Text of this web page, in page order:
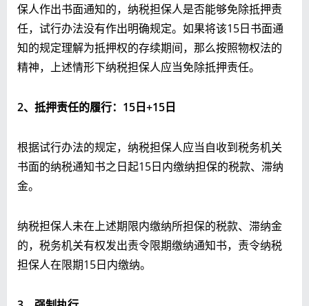
保人作出书面通知的，纳税担保人是否能够免除抵押责
任，试行办法没有作出明确规定。如果将该15日书面通
知的规定理解为抵押权的存续期间，那么按照物权法的
精神，上述情形下纳税担保人应当免除抵押责任。
2、抵押责任的履行：15日+15日
根据试行办法的规定，纳税担保人应当自收到税务机关
书面的纳税通知书之日起15日内缴纳担保的税款、滞纳
金。
纳税担保人未在上述期限内缴纳所担保的税款、滞纳金
的，税务机关有权发出责令限期缴纳通知书，责令纳税
担保人在限期15日内缴纳。